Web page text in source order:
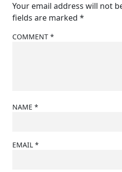
Your email address will not
fields are marked *
COMMENT *
NAME *
EMAIL *